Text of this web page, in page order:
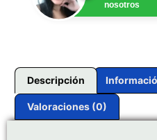
nosotros
Descripción
Valoraciones (0)